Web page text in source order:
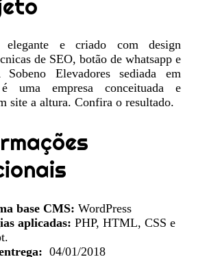
elegante e criado com design
de SEO, botão de whatsapp e
Sobeno Elevadores sediada em
uma empresa conceituada e
site a altura. Confira o resultado.
base CMS: WordPress
aplicadas: PHP, HTML, CSS e
04/01/2018